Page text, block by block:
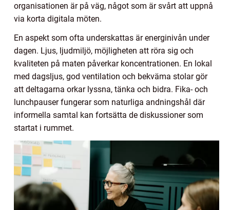
organisationen är på väg, något som är svårt att uppnå
via korta digitala möten.
En aspekt som ofta underskattas är energinivån under
dagen. Ljus, ljudmiljö, möjligheten att röra sig och
kvaliteten på maten påverkar koncentrationen. En lokal
med dagsljus, god ventilation och bekväma stolar gör
att deltagarna orkar lyssna, tänka och bidra. Fika- och
lunchpauser fungerar som naturliga andningshål där
informella samtal kan fortsätta de diskussioner som
startat i rummet.